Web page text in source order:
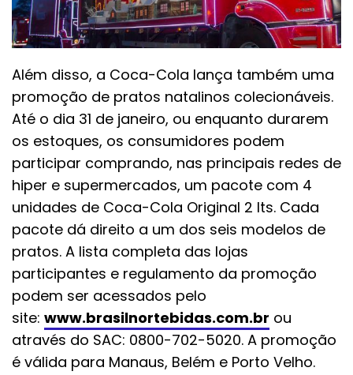
Além disso, a Coca-Cola lança também uma
promoção de pratos natalinos colecionáveis.
Até o dia 31 de janeiro, ou enquanto durarem
os estoques, os consumidores podem
participar comprando, nas principais redes de
hiper e supermercados, um pacote com 4
unidades de Coca-Cola Original 2 lts. Cada
pacote dá direito a um dos seis modelos de
pratos. A lista completa das lojas
participantes e regulamento da promoção
podem ser acessados pelo
site: www.brasilnortebidas.com.br ou
através do SAC: 0800-702-5020. A promoção
é válida para Manaus, Belém e Porto Velho.